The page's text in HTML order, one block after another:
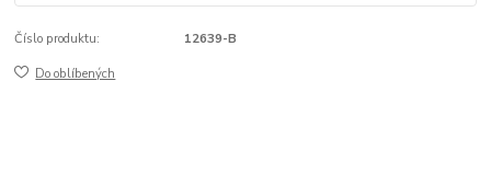
Číslo produktu: 12639-B
Do oblíbených